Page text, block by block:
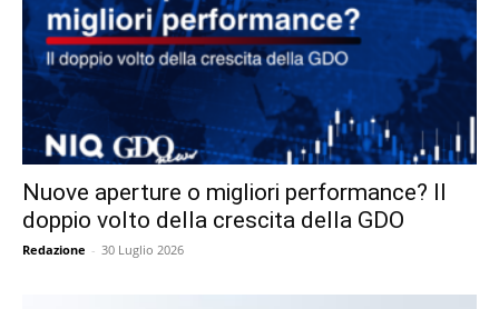
Nuove aperture o migliori performance? Il
doppio volto della crescita della GDO
Redazione - 30 Luglio 2026